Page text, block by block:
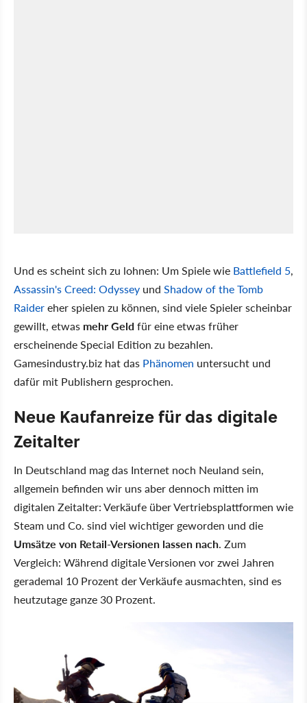
Und es scheint sich zu lohnen: Um Spiele wie Battlefield 5,
Assassin's Creed: Odyssey und Shadow of the Tomb
Raidereher spielen zu können, sind viele Spieler scheinbar
gewillt, etwas mehr Geldfür eine etwas früher
erscheinende Special Edition zu bezahlen.
Gamesindustry.biz hat das Phänomen untersucht und
dafür mit Publishern gesprochen.
Neue Kaufanreize für das digitale
Zeitalter
In Deutschland mag das Internet noch Neuland sein,
allgemein befinden wir uns aber dennoch mitten im
digitalen Zeitalter: Verkäufe über Vertriebsplattformen wie
Steam und Co. sind viel wichtiger geworden und die
Umsätze von Retail-Versionen lassen nach. Zum
Vergleich: Während digitale Versionen vor zwei Jahren
gerademal 10 Prozent der Verkäufe ausmachten, sind es
heutzutage ganze 30 Prozent.